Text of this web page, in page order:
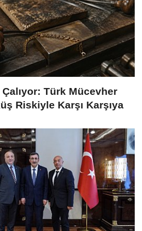
Türk Mücevher
Riskiyle Karşı Karşıya